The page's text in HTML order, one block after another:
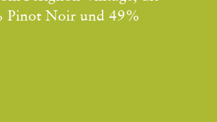
Pinot Noir und 49%